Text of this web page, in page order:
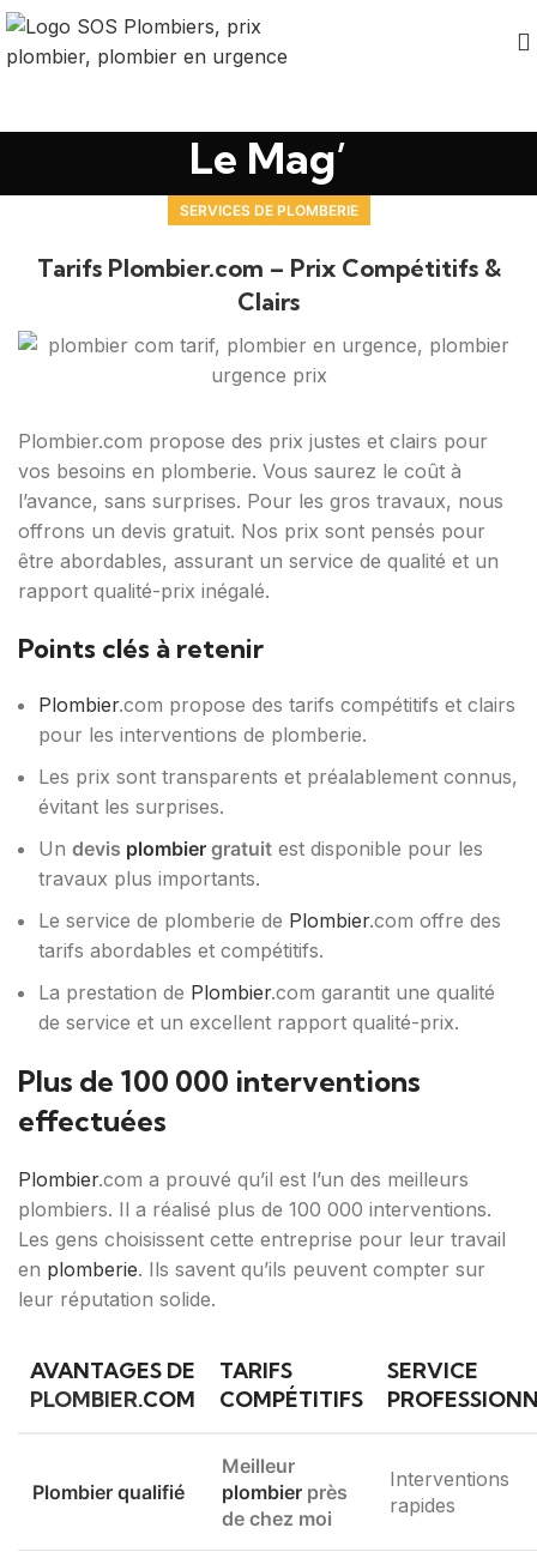
Le Mag’
SERVICES DE PLOMBERIE
Tarifs Plombier.com – Prix Compétitifs &
Clairs
Plombier.com propose des prix justes et clairs pour
vos besoins en plomberie. Vous saurez le coût à
l’avance, sans surprises. Pour les gros travaux, nous
offrons un devis gratuit. Nos prix sont pensés pour
être abordables, assurant un service de qualité et un
rapport qualité-prix inégalé.
Points clés à retenir
Plombier.com propose des tarifs compétitifs et clairs
pour les interventions de plomberie.
Les prix sont transparents et préalablement connus,
évitant les surprises.
Un devis plombier gratuit est disponible pour les
travaux plus importants.
Le service de plomberie de Plombier.com offre des
tarifs abordables et compétitifs.
La prestation de Plombier.com garantit une qualité
de service et un excellent rapport qualité-prix.
Plus de 100 000 interventions
effectuées
Plombier.com a prouvé qu’il est l’un des meilleurs
plombiers. Il a réalisé plus de 100 000 interventions.
Les gens choisissent cette entreprise pour leur travail
en plomberie. Ils savent qu’ils peuvent compter sur
leur réputation solide.
AVANTAGES DE
PLOMBIER.COM
TARIFS
COMPÉTITIFS
SERVICE
Plombier qualifié
Meilleur
plombier près
de chez moi
Interventions
rapides